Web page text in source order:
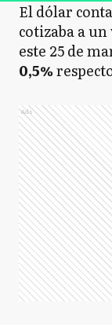
El dólar
cotizaba a
este 25 de
0,5%
Ads